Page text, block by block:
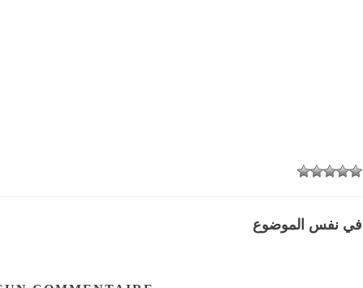
في نفس الموضوع